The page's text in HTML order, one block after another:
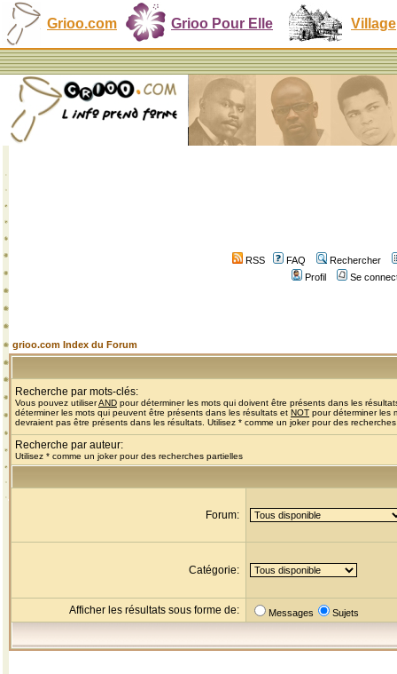
Grioo.com Grioo Pour Elle Village
RSS FAQ
Rechercher
Profil
Se
grioo.com Index du Forum
Recherche par mots-clés:
Vous pouvez utiliserAND pour déterminer les mots qui doivent être présents dans les
déterminer les mots qui peuvent être présents dans les résultats et NOT pour déterminer les
devraient pas être présents dans les résultats. Utilisez * comme un joker pour des
Recherche par auteur:
Utilisez * comme un joker pour des recherches partielles
Forum:
Catégorie:
Afficher les résultats sous forme de: Messages Sujets